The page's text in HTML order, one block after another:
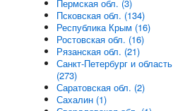
Пермская обл. (3)
Псковская обл. (134)
Республика Крым (16)
Ростовская обл. (16)
Рязанская обл. (21)
Санкт-Петербург и область
(273)
Саратовская обл. (2)
Сахалин (1)